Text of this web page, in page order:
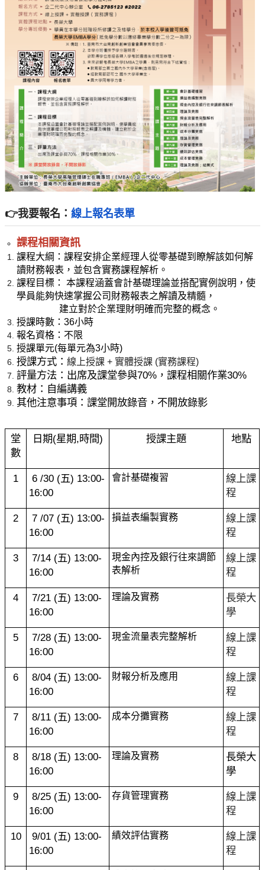
👉我要報名：線上報名表單
課程相關資訊
課程大綱：課程安排企業經理人從零基礎到瞭解該如何解
讀財務報表，並包含實務課程解析。
課程目標： 本課程涵蓋會計基礎理論並搭配實例說明，使
學員能夠快速掌握公司財務報表之解讀及精髓，
建立對於企業理財明確而完整的概念。
授課時數：36小時
報名資格：不限
授課單元(每單元為3小時)
授課方式：線上授課 + 實體授課 (實務課程)
評量方法：出席及課堂參與70%，課程相關作業30%
教材：自編講義
其他注意事項：課堂開放錄音，不開放錄影
堂
數
日期(星期,時間) 授課主題 地點
1 6 /30 (五) 13:00-
16:00
會計基礎複習
線上課
程
2 7 /07 (五) 13:00-
16:00
損益表編製實務
線上課
程
3 7/14 (五) 13:00-
16:00
現金內控及銀行往來調節
表解析
線上課
程
4 7/21 (五) 13:00-
16:00
理論及實務
長榮大
學
5 7/28 (五) 13:00-
16:00
現金流量表完整解析
線上課
程
6 8/04 (五) 13:00-
16:00
財報分析及應用
線上課
程
7 8/11 (五) 13:00-
16:00
成本分攤實務
線上課
程
8 8/18 (五) 13:00-
16:00
理論及實務
長榮大
學
9 8/25 (五) 13:00-
16:00
存貨管理實務
線上課
程
10 9/01 (五) 13:00-
16:00
績效評估實務
線上課
程